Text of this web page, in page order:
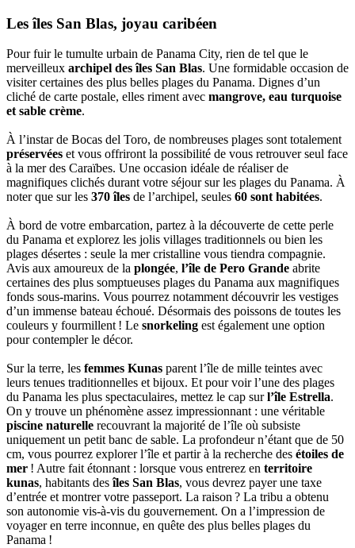
Les îles San Blas, joyau caribéen
Pour fuir le tumulte urbain de Panama City, rien de tel que le
merveilleux archipel des îles San Blas. Une formidable occasion de
visiter certaines des plus belles plages du Panama. Dignes d’un
cliché de carte postale, elles riment avec mangrove, eau turquoise
et sable crème.
À l’instar de Bocas del Toro, de nombreuses plages sont totalement
préservées et vous offriront la possibilité de vous retrouver seul face
à la mer des Caraïbes. Une occasion idéale de réaliser de
magnifiques clichés durant votre séjour sur les plages du Panama. À
noter que sur les 370 îles de l’archipel, seules 60 sont habitées.
À bord de votre embarcation, partez à la découverte de cette perle
du Panama et explorez les jolis villages traditionnels ou bien les
plages désertes : seule la mer cristalline vous tiendra compagnie.
Avis aux amoureux de la plongée, l’île de Pero Grande abrite
certaines des plus somptueuses plages du Panama aux magnifiques
fonds sous-marins. Vous pourrez notamment découvrir les vestiges
d’un immense bateau échoué. Désormais des poissons de toutes les
couleurs y fourmillent ! Le snorkeling est également une option
pour contempler le décor.
Sur la terre, les femmes Kunas parent l’île de mille teintes avec
leurs tenues traditionnelles et bijoux. Et pour voir l’une des plages
du Panama les plus spectaculaires, mettez le cap surl’île Estrella.
On y trouve un phénomène assez impressionnant : une véritable
piscine naturelle recouvrant la majorité de l’île où subsiste
uniquement un petit banc de sable. La profondeur n’étant que de 50
cm, vous pourrez explorer l’île et partir à la recherche des étoiles de
mer ! Autre fait étonnant : lorsque vous entrerez en territoire
kunas, habitants desîles San Blas, vous devrez payer une taxe
d’entrée et montrer votre passeport. La raison ? La tribu a obtenu
son autonomie vis-à-vis du gouvernement. On a l’impression de
voyager en terre inconnue, en quête des plus belles plages du
Panama !